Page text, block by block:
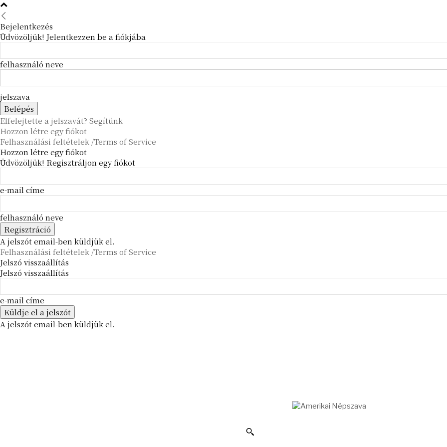
Bejelentkezés
Üdvözöljük! Jelentkezzen be a fiókjába
felhasználó neve
jelszava
Elfelejtette a jelszavát? Segítünk
Hozzon létre egy fiókot
Felhasználási feltételek /Terms of Service
Hozzon létre egy fiókot
Üdvözöljük! Regisztráljon egy fiókot
e-mail címe
felhasználó neve
A jelszót email-ben küldjük el.
Felhasználási feltételek /Terms of Service
Jelszó visszaállítás
Jelszó visszaállítás
e-mail címe
A jelszót email-ben küldjük el.